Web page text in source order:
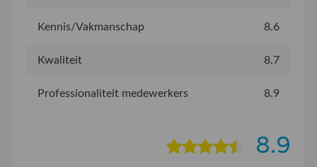
Kennis/Vakmanschap 8.6
Kwaliteit 8.7
Professionaliteit medewerkers 8.9
8.9